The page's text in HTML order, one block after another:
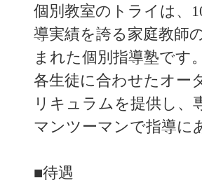
個別教室のトライは、
導実績を誇る家庭教師
まれた個別指導塾です。
各生徒に合わせたオー
リキュラムを提供し、
マンツーマンで指導に
■待遇